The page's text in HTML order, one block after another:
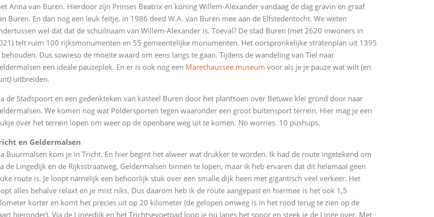
Anna van Buren. Hierdoor zijn Prinses Beatrix en koning Willem-Alexander vandaag de dag gravin en graaf
Buren. En dan nog een leuk feitje, in 1986 deed W.A. van Buren mee aan de Elfstedentocht. We weten
wel dat dat de schuilnaam van Willem-Alexander is. Toeval? De stad Buren (met 2620 inwoners in
telt ruim 100 rijksmonumenten en 55 gemeentelijke monumenten. Het oorspronkelijke stratenplan uit 1395
Dus sowieso de moeite waard om eens langs te gaan. Tijdens de wandeling van Tiel naar
een ideale pauzeplek. En er is ook nog een Marechaussee museum voor als je je pauze wat wilt (en
uitbreiden.
de Stadspoort en een gedenkteken van kasteel Buren door het plantsoen over Betuwe klei grond door naar
We komen nog wat Poldersporten tegen waaronder een groot buitensport terrein. Hier mag je een
over het terrein lopen om weer op de openbare weg uit te komen. No worries. 10 pushups.
en Geldermalsen
Buurmalsen kom je in Tricht. En hier begint het alweer wat drukker te worden. Ik had de route ingetekend om
de Lingedijk en de Rijksstraatweg, Geldermalsen binnen te lopen, maar ik heb ervaren dat dit helemaal geen
route is. Je loopt namelijk een behoorlijk stuk over een smalle dijk heen met gigantisch veel verkeer. Het
alles behalve relaxt en je mist niks. Dus daarom heb ik de route aangepast en hiermee is het ook 1,5
korter en komt het precies uit op 20 kilometer (de gelopen omweg is in het rood terug te zien op de
hieronder). Via de Lingedijk en het Trichtsevoetpad loop je nu langs het spoor en steek je de Linge over. Met